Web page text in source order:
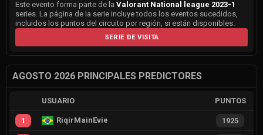
Este evento forma parte de la Valorant National league 2023-1
series. La página de la serie incluye todos los eventos sucedidos,
incluidos los puntos del circuito por región, si están disponibles.
SERIE DE VISITA
AGOSTO 2026 PRINCIPALES PREDICTORES
USUARIO PUNTOS
1 RiqirMainEvie 1925